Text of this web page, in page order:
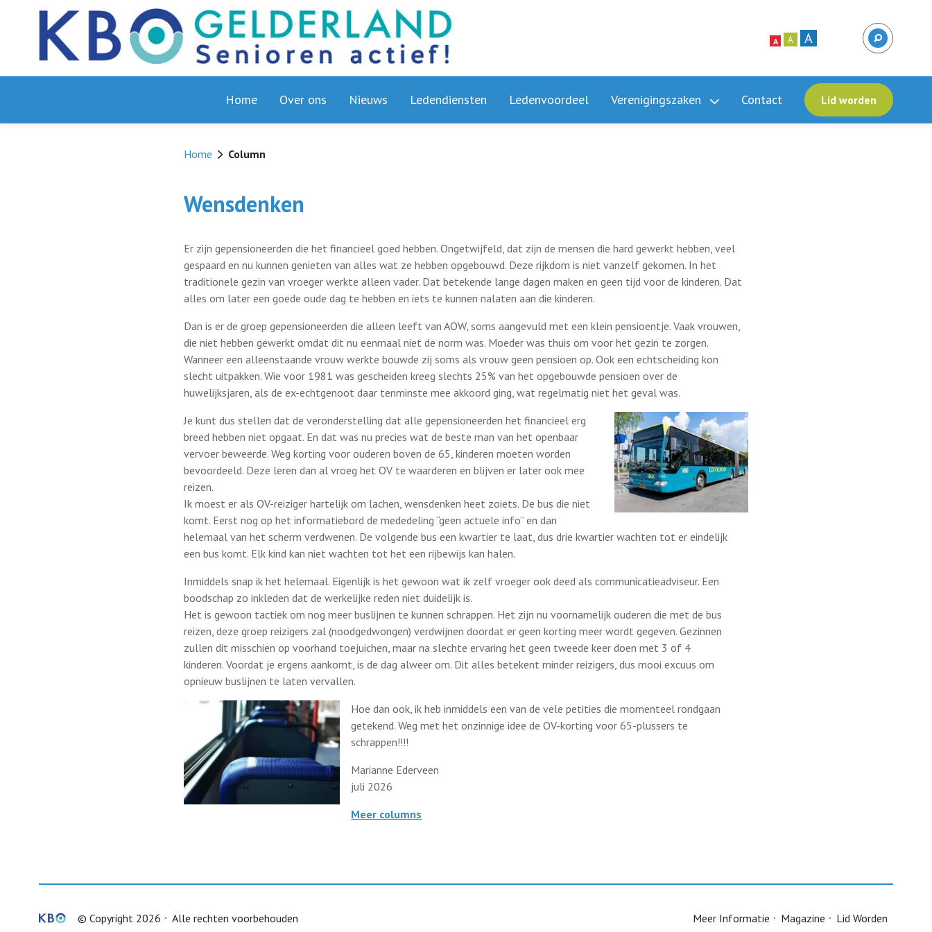
A A A
Home Over ons Nieuws Ledendiensten Ledenvoordeel Verenigingszaken Contact Lid worden
Home Column
Wensdenken
Er zijn gepensioneerden die het financieel goed hebben. Ongetwijfeld, dat zijn de mensen die hard gewerkt hebben, veel
gespaard en nu kunnen genieten van alles wat ze hebben opgebouwd. Deze rijkdom is niet vanzelf gekomen. In het
traditionele gezin van vroeger werkte alleen vader. Dat betekende lange dagen maken en geen tijd voor de kinderen. Dat
alles om later een goede oude dag te hebben en iets te kunnen nalaten aan die kinderen.
Dan is er de groep gepensioneerden die alleen leeft van AOW, soms aangevuld met een klein pensioentje. Vaak vrouwen,
die niet hebben gewerkt omdat dit nu eenmaal niet de norm was. Moeder was thuis om voor hetgezin te zorgen.
Wanneer een alleenstaande vrouw werkte bouwde zij soms als vrouw geen pensioen op. Ook een echtscheiding kon
slecht uitpakken. Wie voor 1981 was gescheiden kreeg slechts 25% van het opgebouwde pensioen over de
huwelijksjaren, als de ex-echtgenoot daar tenminste mee akkoord ging, wat regelmatig niet het geval was.
Je kunt dus stellen dat de veronderstelling dat alle gepensioneerden het financieel erg
breed hebben niet opgaat. En dat was nu precies wat de beste man van het openbaar
vervoer beweerde. Weg korting voor ouderen boven de 65, kinderen moeten worden
bevoordeeld. Deze leren dan al vroeg het OV te waarderen en blijven er later ook mee
reizen.
Ik moest er als OV-reiziger hartelijk om lachen, wensdenken heet zoiets. De bus die niet
komt. Eerst nog op het informatiebord de mededeling “geen actuele info” en dan
helemaal van het scherm verdwenen. De volgende bus een kwartier te laat, dus drie kwartier wachten tot er eindelijk
een bus komt. Elk kind kan niet wachten tot het een rijbewijs kan halen.
Inmiddels snap ik het helemaal. Eigenlijk is het gewoon wat ik zelf vroeger ook deed als communicatieadviseur. Een
boodschap zo inkleden dat de werkelijke reden niet duidelijk is.
Het is gewoon tactiek om nog meer buslijnen te kunnen schrappen. Het zijn nu voornamelijk ouderen die met de bus
reizen, deze groep reizigers zal (noodgedwongen) verdwijnen doordat er geen korting meer wordt gegeven. Gezinnen
zullen dit misschien op voorhand toejuichen, maar na slechte ervaring het geen tweede keer doen met 3 of 4
kinderen. Voordat je ergens aankomt, is de dag alweer om. Dit alles betekent minder reizigers, dus mooi excuus om
opnieuw buslijnen te laten vervallen.
Hoe dan ook, ik heb inmiddels een van de vele petities die momenteel rondgaan
getekend. Weg met het onzinnige idee de OV-korting voor 65-plussers te
schrappen!!!!
Marianne Ederveen
juli 2026
Meer columns
© Copyright 2026 Alle rechten voorbehouden Meer Informatie Magazine Lid Worden